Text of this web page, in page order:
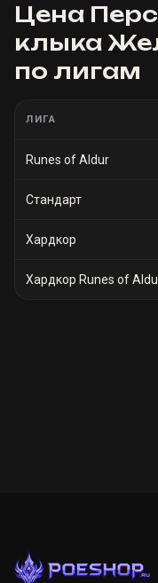
Цена
клыка
по лигам
ЛИГА
Runes of Aldur
Стандарт
Хардкор
Хардкор Runes of